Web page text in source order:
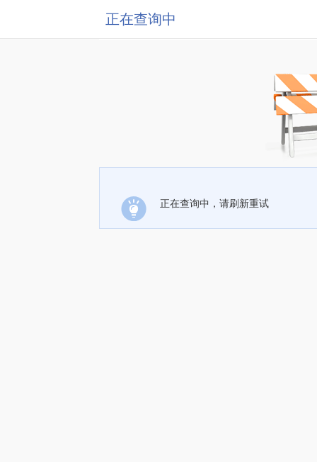
正在查询中
正在查询中，请刷新重试